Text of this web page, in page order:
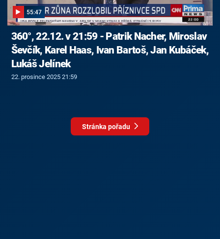
55:47
360°, 22.12. v 21:59 - Patrik Nacher, Miroslav
Ševčík, Karel Haas, Ivan Bartoš, Jan Kubáček,
Lukáš Jelínek
22. prosince 2025 21:59
Stránka pořadu